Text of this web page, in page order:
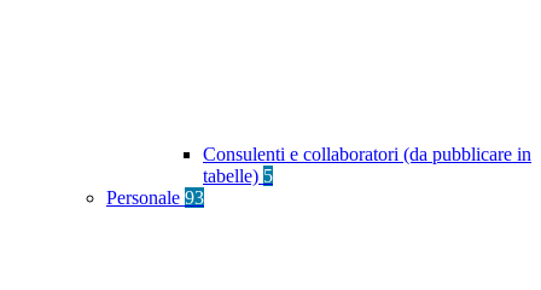
Consulenti e collaboratori (da pubblicare in
tabelle) 5
Personale 93